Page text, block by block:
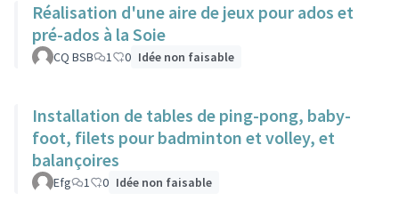
Réalisation d'une aire de jeux pour ados et
pré-ados à la Soie
CQ BSB 1 0 Idée non faisable
Installation de tables de ping-pong, baby-
foot, filets pour badminton et volley, et
balançoires
Efg 1 0 Idée non faisable